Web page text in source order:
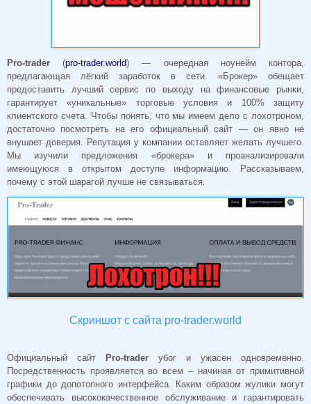
Pro-trader (pro-trader.world) — очередная ноунейм контора,
предлагающая лёгкий заработок в сети. «Брокер» обещает
предоставить лучший сервис по выходу на финансовые рынки,
гарантирует «уникальные» торговые условия и 100% защиту
клиентского счета. Чтобы понять, что мы имеем дело с лохотроном,
достаточно посмотреть на его официальный сайт — он явно не
внушает доверия. Репутация у компании оставляет желать лучшего.
Мы изучили предложения «брокера» и проанализировали
имеющуюся в открытом доступе информацию. Рассказываем,
почему с этой шарагой лучше не связываться.
Скриншот с сайта pro-trader.world
Официальный сайт Pro-trader убог и ужасен одновременно.
Посредственность проявляется во всем – начиная от примитивной
графики до допотопного интерфейса. Каким образом жулики могут
обеспечивать высококачественное обслуживание и гарантировать